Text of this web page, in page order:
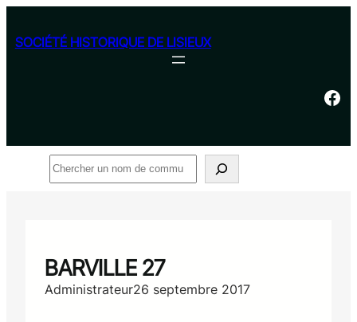
contenu
SOCIÉTÉ HISTORIQUE DE LISIEUX
Facebook
Rechercher
BARVILLE 27
Administrateur26 septembre 2017